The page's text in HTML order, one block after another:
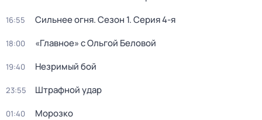
16:55 Сильнее огня. Сезон 1. Серия 4-я
18:00 «Главное» с Ольгой Беловой
19:40 Незримый бой
23:55 Штрафной удар
01:40 Морозко